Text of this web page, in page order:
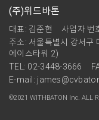
(주)위드바톤
대표: 김준현
사업자
주소: 서울특별시 강서구
에이스타워 2)
TEL: 02-3448-3666
E-mail:
©2021 WITHBATON Inc. ALL